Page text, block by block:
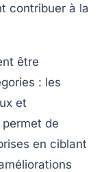
contribuer à la
être
: les
et
de
en ciblant